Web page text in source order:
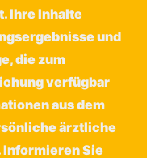
Ihre Inhalte
und
die zum
verfügbar
aus dem
ärztliche
Sie